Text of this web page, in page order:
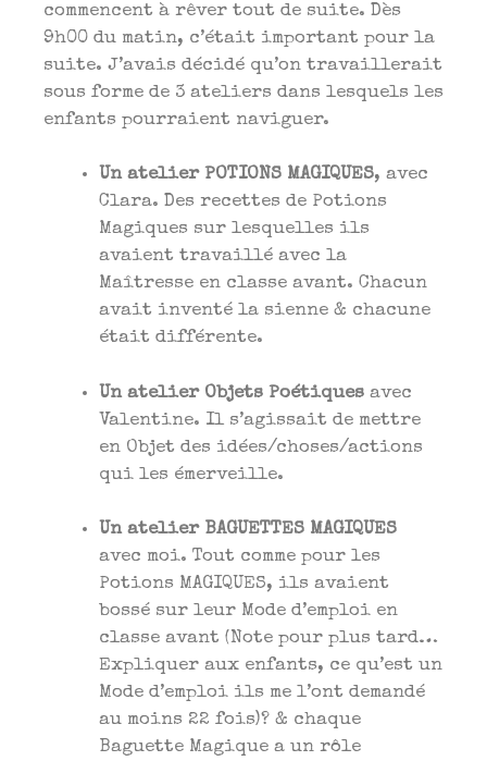
commencent à rêver tout de suite. Dès
9h00 du matin, c’était important pour la
suite. J’avais décidé qu’on travaillerait
sous forme de 3 ateliers dans lesquels les
enfants pourraient naviguer.
Un atelier POTIONS MAGIQUES, avec
Clara. Des recettes de Potions
Magiques sur lesquelles ils
avaient travaillé avec la
Maîtresse en classe avant. Chacun
avait inventé la sienne & chacune
était différente.
Un atelier Objets Poétiques avec
Valentine. Il s’agissait de mettre
en Objet des idées/choses/actions
qui les émerveille.
Un atelier BAGUETTES MAGIQUES
avec moi. Tout comme pour les
Potions MAGIQUES, ils avaient
bossé sur leur Mode d’emploi en
classe avant (Note pour plus tard…
Expliquer aux enfants, ce qu’est un
Mode d’emploi ils me l’ont demandé
au moins 22 fois)? & chaque
Baguette Magique a un rôle